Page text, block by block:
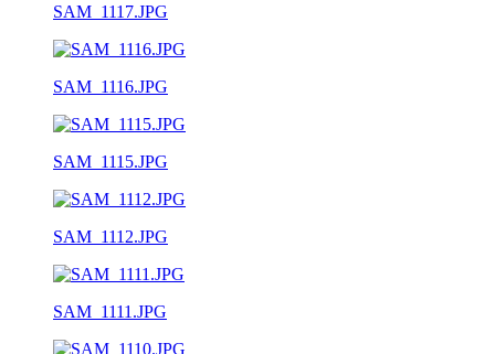
SAM_1117.JPG
SAM_1116.JPG
SAM_1115.JPG
SAM_1112.JPG
SAM_1111.JPG